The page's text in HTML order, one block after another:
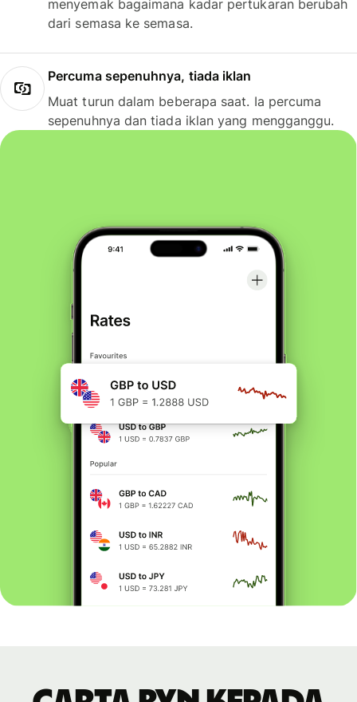
menyemak bagaimana kadar pertukaran berubah
dari semasa ke semasa.
Percuma sepenuhnya, tiada iklan
Muat turun dalam beberapa saat. Ia percuma
sepenuhnya dan tiada iklan yang mengganggu.